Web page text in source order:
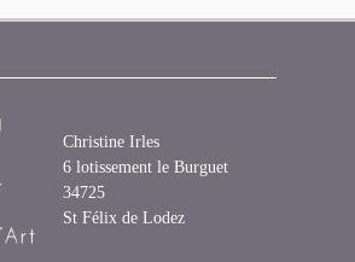
Christine Irles
6 lotissement le Burguet
34725
St Félix de Lodez